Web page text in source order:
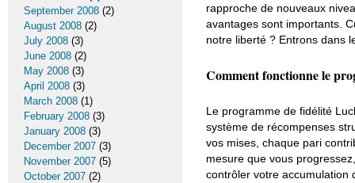
rapproche de nouveaux
avantages sont importants.
notre liberté ? Entrons dans
Comment fonctionne le
Le programme de fidélité
système de récompenses
vos mises, chaque pari
mesure que vous
contrôler votre accumulation
September 2008 (2)
August 2008 (2)
July 2008 (3)
June 2008 (2)
May 2008 (3)
April 2008 (3)
March 2008 (1)
February 2008 (3)
January 2008 (3)
December 2007 (3)
November 2007 (5)
October 2007 (2)